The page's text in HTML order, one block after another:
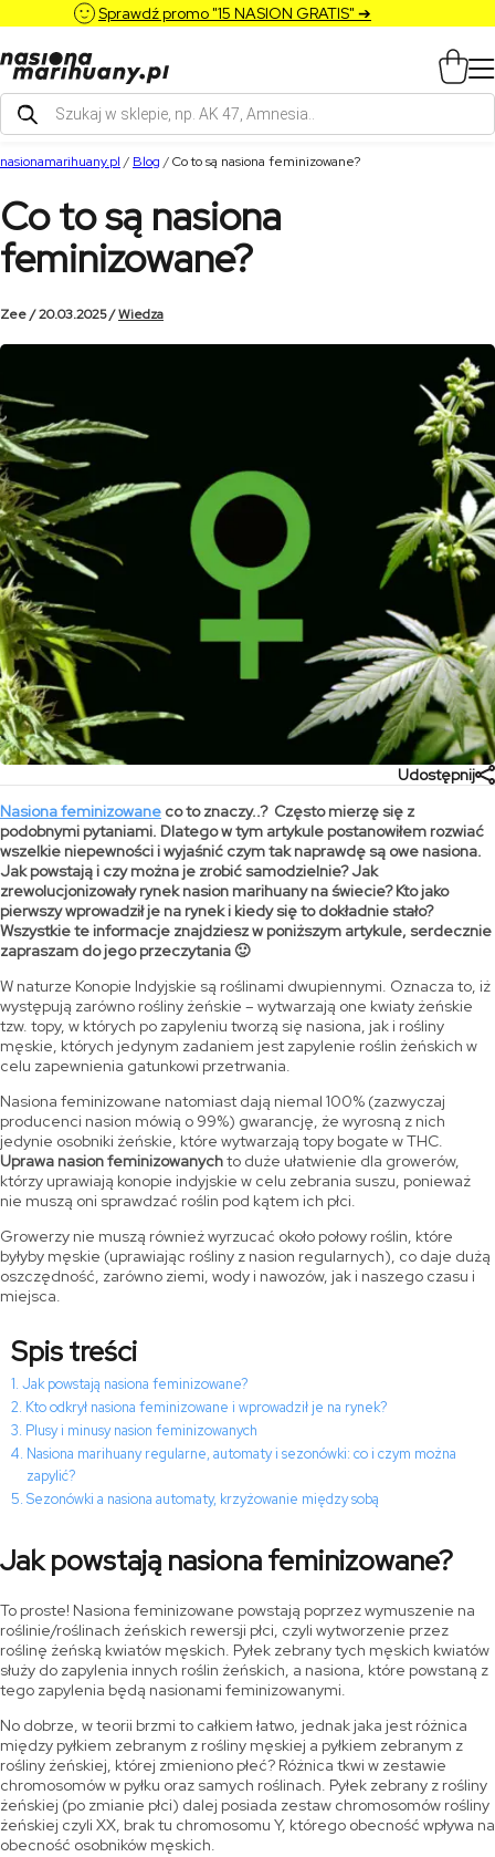
Sprawdź promo "15 NASION GRATIS" ➔
Wyszukiwarka
produktów
nasionamarihuany.pl / Blog /Co to są nasiona feminizowane?
Co to są nasiona
feminizowane?
Zee / 20.03.2025 /Wiedza
Udostępnij
Nasiona feminizowane co to znaczy..? Często mierzę się z
podobnymi pytaniami. Dlatego w tym artykule postanowiłem rozwiać
wszelkie niepewności i wyjaśnić czym tak naprawdę są owe nasiona.
Jak powstają i czy można je zrobić samodzielnie? Jak
zrewolucjonizowały rynek nasion marihuany na świecie? Kto jako
pierwszy wprowadził je na rynek i kiedy się to dokładnie stało?
Wszystkie te informacje znajdziesz w poniższym artykule, serdecznie
zapraszam do jego przeczytania 🙂
W naturze Konopie Indyjskie są roślinami dwupiennymi. Oznacza to, iż
występują zarówno rośliny żeńskie – wytwarzają one kwiaty żeńskie
tzw. topy, w których po zapyleniu tworzą się nasiona, jak i rośliny
męskie, których jedynym zadaniem jest zapylenie roślin żeńskich w
celu zapewnienia gatunkowi przetrwania.
Nasiona feminizowane natomiast dają niemal 100% (zazwyczaj
producenci nasion mówią o 99%) gwarancję, że wyrosną z nich
jedynie osobniki żeńskie, które wytwarzają topy bogate w THC.
Uprawa nasion feminizowanychto duże ułatwienie dla growerów,
którzy uprawiają konopie indyjskie w celu zebrania suszu, ponieważ
nie muszą oni sprawdzać roślin pod kątem ich płci.
Growerzy nie muszą również wyrzucać około połowy roślin, które
byłyby męskie (uprawiając rośliny z nasion regularnych), co daje dużą
oszczędność, zarówno ziemi, wody i nawozów, jak i naszego czasu i
miejsca.
Spis treści
Jak powstają nasiona feminizowane?
Kto odkrył nasiona feminizowane i wprowadził je na rynek?
Plusy i minusy nasion feminizowanych
Nasiona marihuany regularne, automaty i sezonówki: co i czym można
zapylić?
Sezonówki a nasiona automaty, krzyżowanie między sobą
Jak powstają nasiona feminizowane?
To proste! Nasiona feminizowane powstają poprzez wymuszenie na
roślinie/roślinach żeńskich rewersji płci, czyli wytworzenie przez
roślinę żeńską kwiatów męskich. Pyłek zebrany tych męskich kwiatów
służy do zapylenia innych roślin żeńskich, a nasiona, które powstaną z
tego zapylenia będą nasionami feminizowanymi.
No dobrze, w teorii brzmi to całkiem łatwo, jednak jaka jest różnica
między pyłkiem zebranym z rośliny męskiej a pyłkiem zebranym z
rośliny żeńskiej, której zmieniono płeć? Różnica tkwi w zestawie
chromosomów w pyłku oraz samych roślinach. Pyłek zebrany z rośliny
żeńskiej (po zmianie płci) dalej posiada zestaw chromosomów rośliny
żeńskiej czyli XX, brak tu chromosomu Y, którego obecność wpływa na
obecność osobników męskich.